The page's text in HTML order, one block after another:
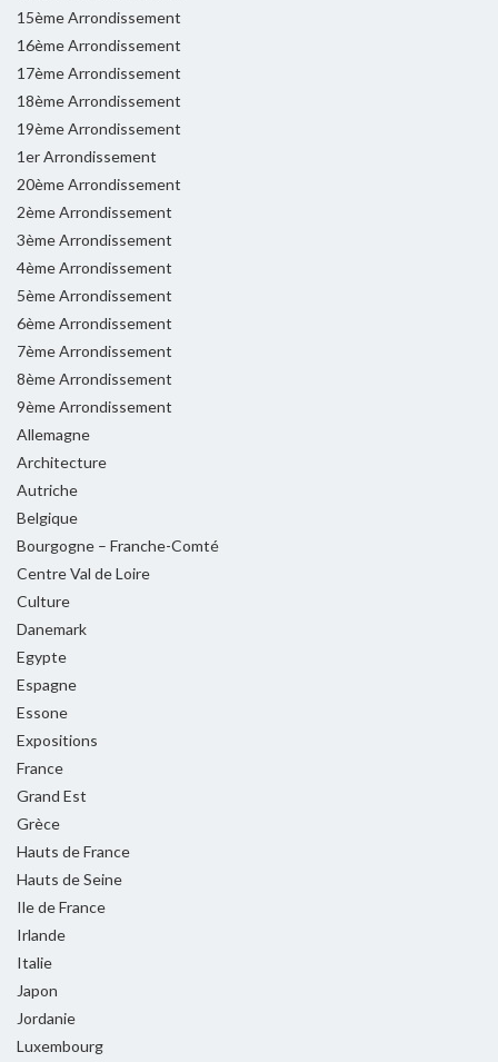
15ème Arrondissement
16ème Arrondissement
17ème Arrondissement
18ème Arrondissement
19ème Arrondissement
1er Arrondissement
20ème Arrondissement
2ème Arrondissement
3ème Arrondissement
4ème Arrondissement
5ème Arrondissement
6ème Arrondissement
7ème Arrondissement
8ème Arrondissement
9ème Arrondissement
Allemagne
Architecture
Autriche
Belgique
Bourgogne – Franche-Comté
Centre Val de Loire
Culture
Danemark
Egypte
Espagne
Essone
Expositions
France
Grand Est
Grèce
Hauts de France
Hauts de Seine
Ile de France
Irlande
Italie
Japon
Jordanie
Luxembourg